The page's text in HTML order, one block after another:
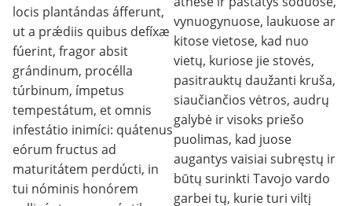
locis plantándas áfferunt,
ut a prǽdiis quibus defíxæ
fúerint, fragor absit
grándinum, procélla
túrbinum, ímpetus
tempestátum, et omnis
infestátio inimíci: quátenus
eórum fructus ad
maturitátem perdúcti, in
tui nóminis honórem
vynuogynuose, laukuose ar
kitose vietose, kad nuo
vietų, kuriose jie stovės,
pasitrauktų daužanti kruša,
siaučiančios vėtros, audrų
galybė ir visoks priešo
puolimas, kad juose
augantys vaisiai subręstų ir
būtų surinkti Tavojo vardo
garbei tų, kurie turi viltį